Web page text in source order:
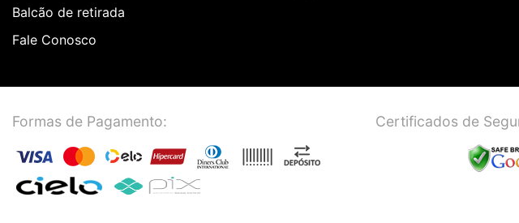
Balcão de retirada
Fale Conosco
Formas de Pagamento: Certificados de